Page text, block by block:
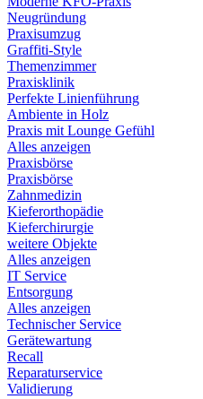
Neugründung
Praxisumzug
Graffiti-Style
Themenzimmer
Praxisklinik
Perfekte Linienführung
Ambiente in Holz
Praxis mit Lounge Gefühl
Alles anzeigen
Praxisbörse
Praxisbörse
Zahnmedizin
Kieferorthopädie
Kieferchirurgie
weitere Objekte
Alles anzeigen
IT Service
Entsorgung
Alles anzeigen
Technischer Service
Gerätewartung
Recall
Reparaturservice
Validierung